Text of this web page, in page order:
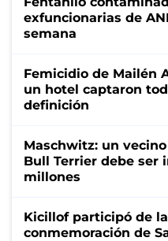
exfuncionarias de
semana
Femicidio de Mailén
un hotel captaron
definición
Maschwitz: un
Bull Terrier debe ser
millones
Kicillof participó de
conmemoración de